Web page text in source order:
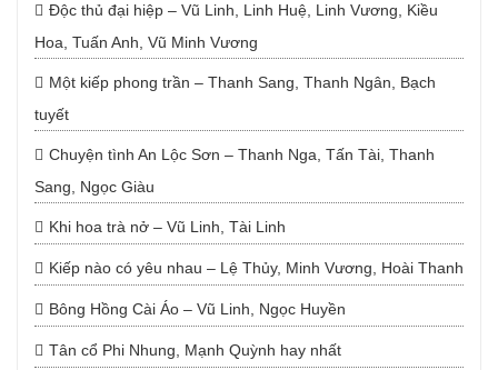
Độc thủ đại hiệp – Vũ Linh, Linh Huệ, Linh Vương, Kiều
Hoa, Tuấn Anh, Vũ Minh Vương
Một kiếp phong trần – Thanh Sang, Thanh Ngân, Bạch
tuyết
Chuyện tình An Lộc Sơn – Thanh Nga, Tấn Tài, Thanh
Sang, Ngọc Giàu
Khi hoa trà nở – Vũ Linh, Tài Linh
Kiếp nào có yêu nhau – Lệ Thủy, Minh Vương, Hoài Thanh
Bông Hồng Cài Áo – Vũ Linh, Ngọc Huyền
Tân cổ Phi Nhung, Mạnh Quỳnh hay nhất